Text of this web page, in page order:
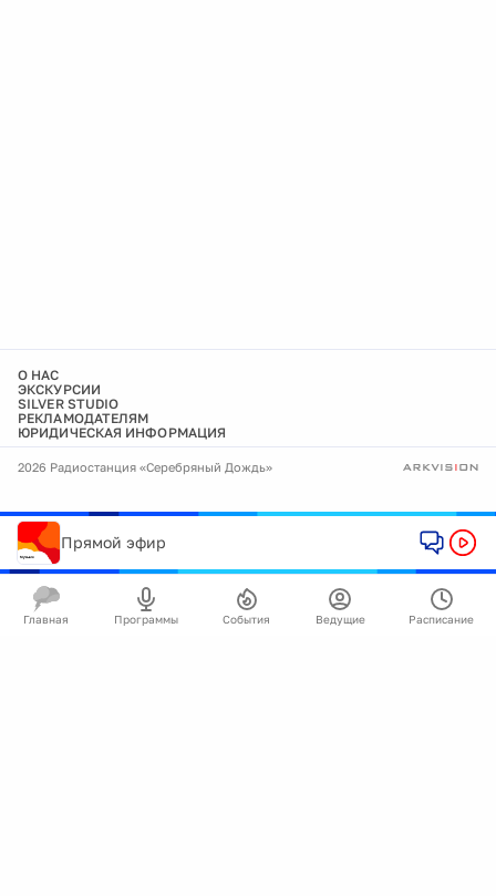
О НАС
ЭКСКУРСИИ
SILVER STUDIO
РЕКЛАМОДАТЕЛЯМ
ЮРИДИЧЕСКАЯ ИНФОРМАЦИЯ
2026 Радиостанция «Серебряный Дождь»
Прямой эфир
Главная Программы События Ведущие Расписание